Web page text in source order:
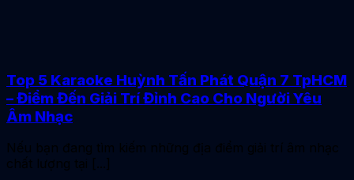
Top 5 Karaoke Huỳnh Tấn Phát Quận 7 TpHCM
– Điểm Đến Giải Trí Đỉnh Cao Cho Người Yêu
Âm Nhạc
Nếu bạn đang tìm kiếm những địa điểm giải trí âm nhạc
chất lượng tại [...]